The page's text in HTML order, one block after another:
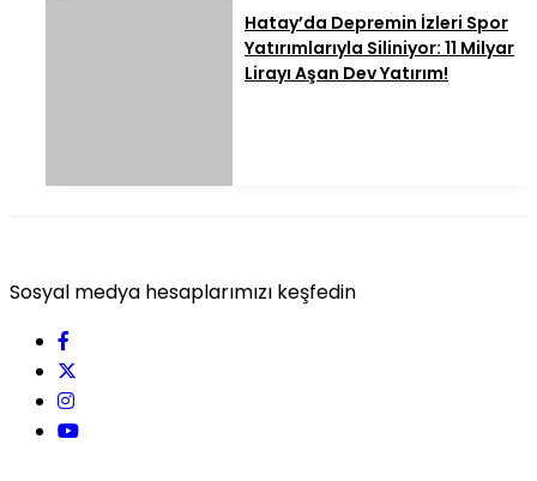
Hatay’da Depremin İzleri Spor
Yatırımlarıyla Siliniyor: 11 Milyar
Lirayı Aşan Dev Yatırım!
Sosyal medya hesaplarımızı keşfedin